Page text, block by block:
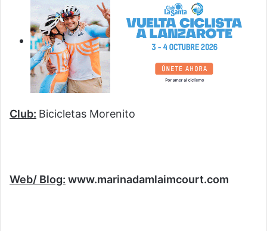
Club: Bicicletas Morenito
Web/ Blog: www.marinadamlaimcourt.com